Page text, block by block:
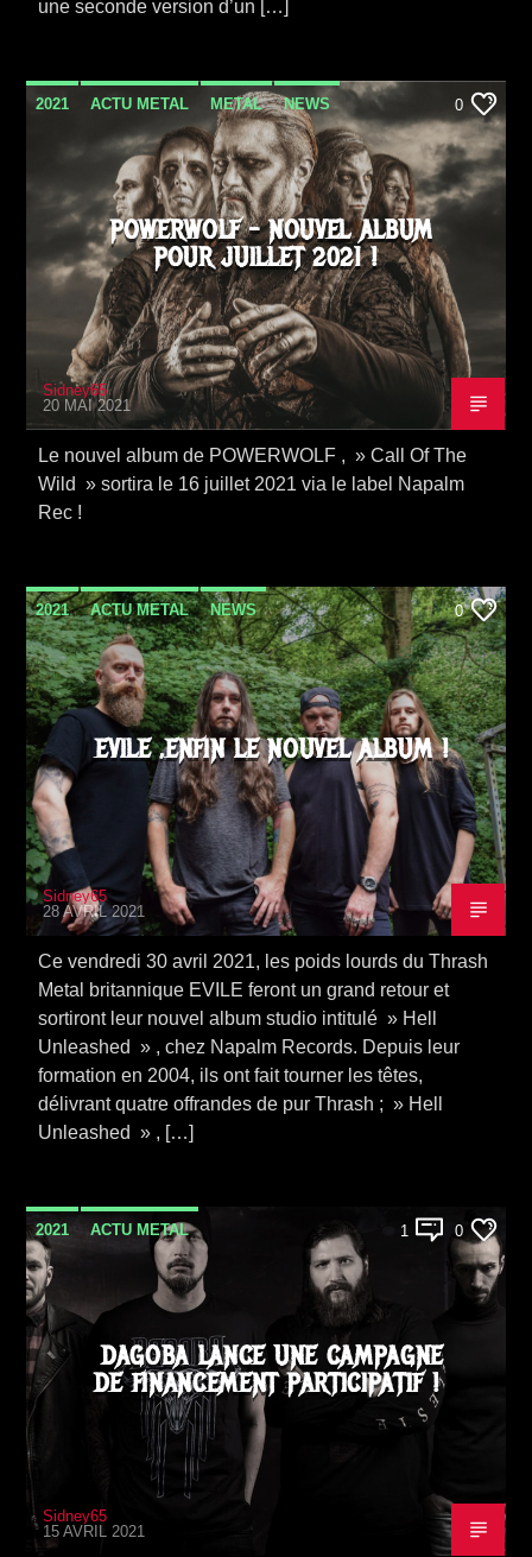
une seconde version d’un […]
2021 ACTU METAL METAL NEWS
SORTIE ALBUM VIDEO STORIES
0
POWERWOLF – NOUVEL ALBUM
POUR JUILLET 2021 !
Sidney65
20 MAI 2021
Le nouvel album de POWERWOLF , » Call Of The
Wild » sortira le 16 juillet 2021 via le label Napalm
Rec !
2021 ACTU METAL NEWS
SORTIE ALBUM
0
EVILE ,ENFIN LE NOUVEL ALBUM !
Sidney65
28 AVRIL 2021
Ce vendredi 30 avril 2021, les poids lourds du Thrash
Metal britannique EVILE feront un grand retour et
sortiront leur nouvel album studio intitulé » Hell
Unleashed » , chez Napalm Records. Depuis leur
formation en 2004, ils ont fait tourner les têtes,
délivrant quatre offrandes de pur Thrash ; » Hell
Unleashed » , […]
2021 ACTU METAL 1 0
DAGOBA LANCE UNE CAMPAGNE
DE FINANCEMENT PARTICIPATIF !
Sidney65
15 AVRIL 2021